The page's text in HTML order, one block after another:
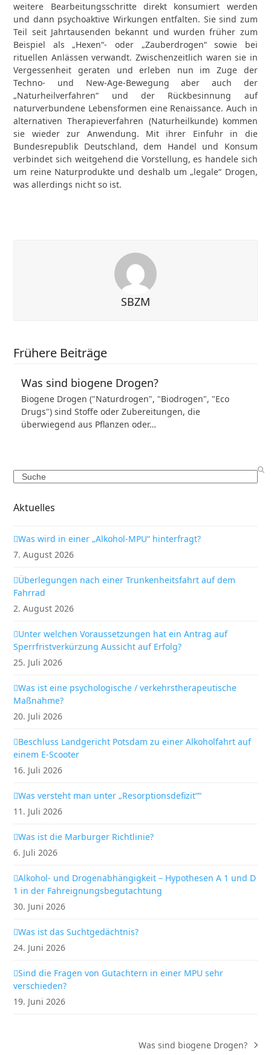
weitere Bearbeitungsschritte direkt konsumiert werden
und dann psychoaktive Wirkungen entfalten. Sie sind zum
Teil seit Jahrtausenden bekannt und wurden früher zum
Beispiel als „Hexen“- oder „Zauberdrogen“ sowie bei
rituellen Anlässen verwandt. Zwischenzeitlich waren sie in
Vergessenheit geraten und erleben nun im Zuge der
Techno- und New-Age-Bewegung aber auch der
„Naturheilverfahren“ und der Rückbesinnung auf
naturverbundene Lebensformen eine Renaissance. Auch in
alternativen Therapieverfahren (Naturheilkunde) kommen
sie wieder zur Anwendung. Mit ihrer Einfuhr in die
Bundesrepublik Deutschland, dem Handel und Konsum
verbindet sich weitgehend die Vorstellung, es handele sich
um reine Naturprodukte und deshalb um „legale“ Drogen,
was allerdings nicht so ist.
SBZM
Frühere Beiträge
Was sind biogene Drogen?
Biogene Drogen ("Naturdrogen", "Biodrogen", "Eco
Drugs") sind Stoffe oder Zubereitungen, die
überwiegend aus Pflanzen oder…
Search
Aktuelles
Was wird in einer „Alkohol-MPU“ hinterfragt?
7. August 2026
Überlegungen nach einer Trunkenheitsfahrt auf dem
Fahrrad
2. August 2026
Unter welchen Voraussetzungen hat ein Antrag auf
Sperrfristverkürzung Aussicht auf Erfolg?
25. Juli 2026
Was ist eine psychologische / verkehrstherapeutische
Maßnahme?
20. Juli 2026
Beschluss Landgericht Potsdam zu einer Alkoholfahrt auf
einem E-Scooter
16. Juli 2026
Was versteht man unter „Resorptionsdefizit““
11. Juli 2026
Was ist die Marburger Richtlinie?
6. Juli 2026
Alkohol- und Drogenabhängigkeit – Hypothesen A 1 und D
1 in der Fahreignungsbegutachtung
30. Juni 2026
Was ist das Suchtgedächtnis?
24. Juni 2026
Sind die Fragen von Gutachtern in einer MPU sehr
verschieden?
19. Juni 2026
Nächster
Was sind biogene Drogen?